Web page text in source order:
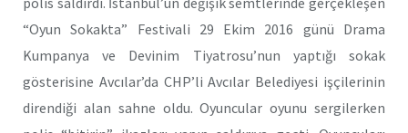
“Oyun Sokakta” Festivali 29 Ekim 2016 günü Drama
Kumpanya ve Devinim Tiyatrosu’nun yaptığı sokak
gösterisine Avcılar’da CHP’li Avcılar Belediyesi işçilerinin
direndiği alan sahne oldu. Oyuncular oyunu sergilerken